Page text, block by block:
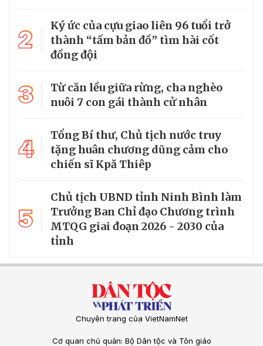
2
Ký ức của cựu giao liên 96 tuổi trở
thành “tấm bản đồ” tìm hài cốt
đồng đội
3
Từ căn lều giữa rừng, cha nghèo
nuôi 7 con gái thành cử nhân
4
Tổng Bí thư, Chủ tịch nước truy
tặng huân chương dũng cảm cho
chiến sĩ Kpă Thiêp
5
Chủ tịch UBND tỉnh Ninh Bình làm
Trưởng Ban Chỉ đạo Chương trình
MTQG giai đoạn 2026 - 2030 của
tỉnh
Chuyên trang của VietNamNet
Cơ quan chủ quản: Bộ Dân tộc và Tôn giáo